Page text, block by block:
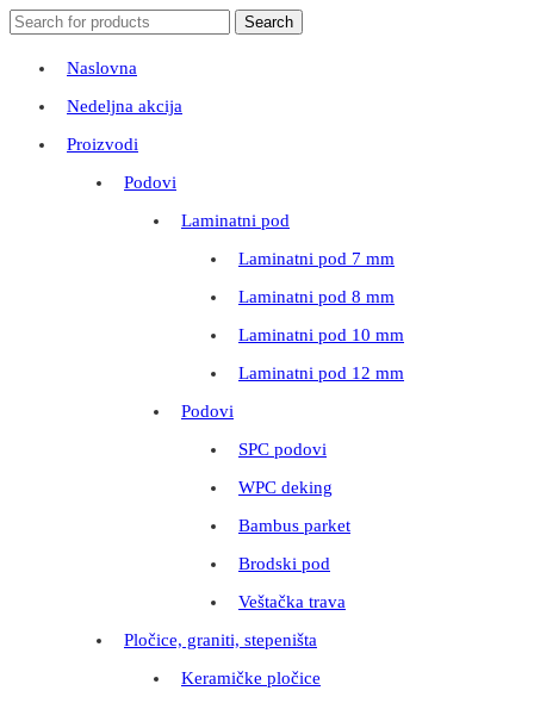
Search
for:
Search
Naslovna
Nedeljna akcija
Proizvodi
Podovi
Laminatni pod
Laminatni pod 7 mm
Laminatni pod 8 mm
Laminatni pod 10 mm
Laminatni pod 12 mm
Podovi
SPC podovi
WPC deking
Bambus parket
Brodski pod
Veštačka trava
Pločice, graniti, stepeništa
Keramičke pločice